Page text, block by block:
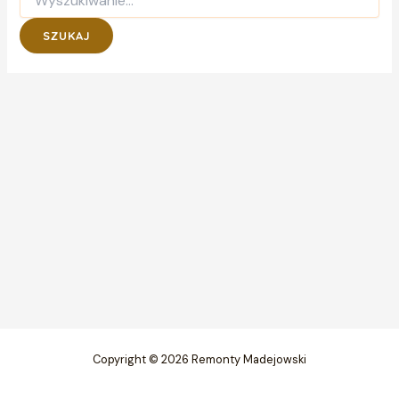
dla:
Copyright © 2026 Remonty Madejowski